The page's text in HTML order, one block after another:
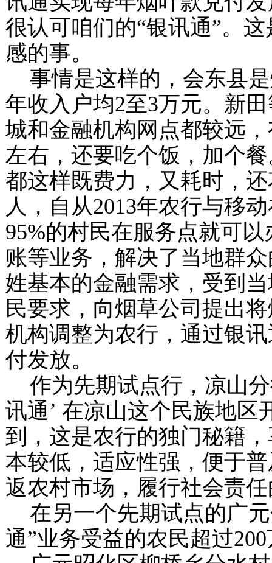
很认可咱们的“银讯通”。
感的事。
事情是这样的，会东县
年收入户均2至3万元。新
城和金融机构网点都较远
左右，还要吃个饭，加个
都这样既费力，又耗时，
人，自从2013年农行与移
95%的村民在服务点就可
账等业务，解决了当地群
姓基本的金融需求，受到
民要求，向烟草公司提出
机构调整为农行，通过银
付发放。
作为先期试点行，凉山
讯通’ 在凉山这个民族地区
到，这是农行的独门秘籍
本较低，适应性强，便于
返农村市场，履行社会责
在另一个先期试点的广
通”业务受益的农民超过200